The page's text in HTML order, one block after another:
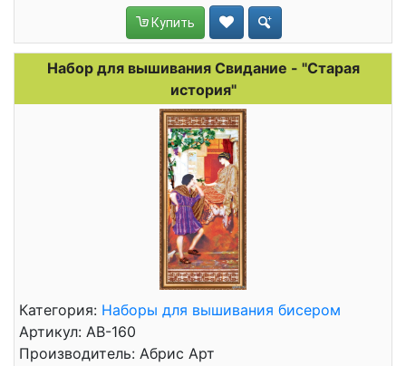
Купить
Набор для вышивания Свидание - "Старая
история"
Категория: Наборы для вышивания бисером
Артикул: АВ-160
Производитель: Абрис Арт